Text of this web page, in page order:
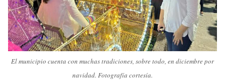
El municipio cuenta con muchas tradiciones, sobre todo, en diciembre por
navidad. Fotografía cortesía.